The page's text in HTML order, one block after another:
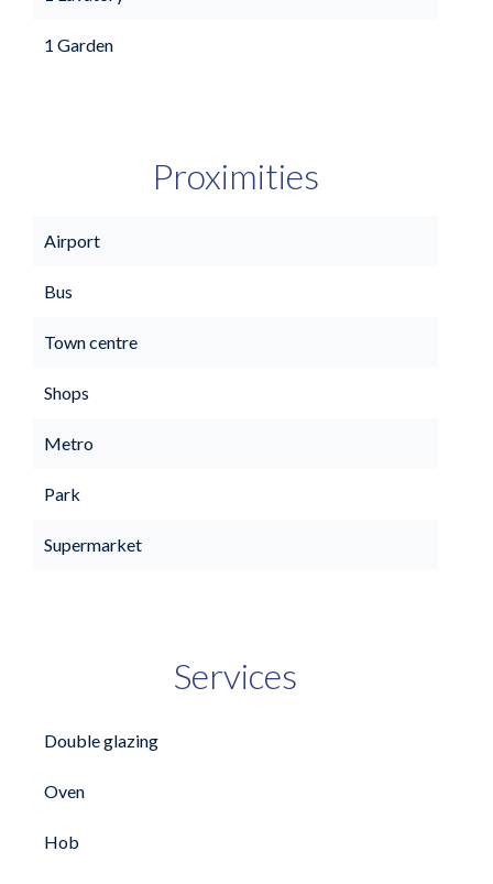
1 Garden
Proximities
Airport
Bus
Town centre
Shops
Metro
Park
Supermarket
Services
Double glazing
Oven
Hob